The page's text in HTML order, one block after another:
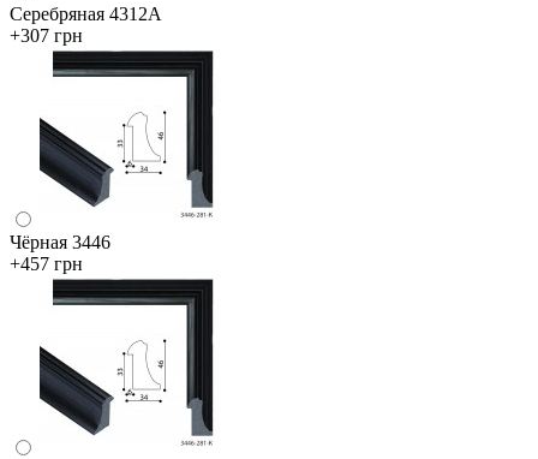
Серебряная 4312А
+307 грн
Чёрная 3446
+457 грн